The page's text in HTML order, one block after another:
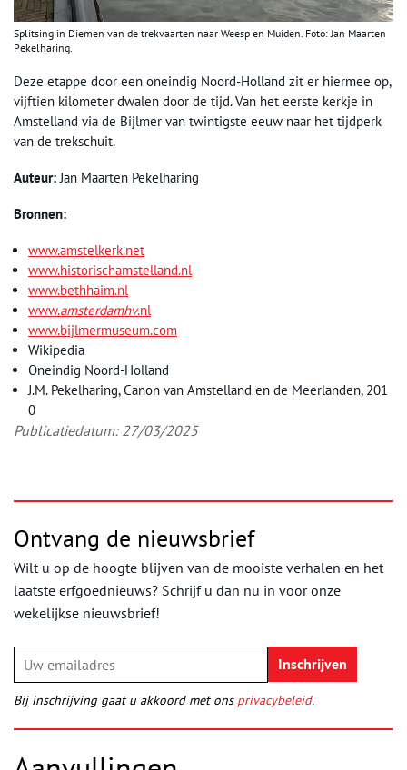
Splitsing in Diemen van de trekvaarten naar Weesp en Muiden. Foto: Jan Maarten
Pekelharing.
Deze etappe door een oneindig Noord-Holland zit er hiermee op,
vijftien kilometer dwalen door de tijd. Van het eerste kerkje in
Amstelland via de Bijlmer van twintigste eeuw naar het tijdperk
van de trekschuit.
Auteur:Jan Maarten Pekelharing
Bronnen:
www.amstelkerk.net
www.historischamstelland.nl
www.bethhaim.nl
www.amsterdamhv.nl
www.bijlmermuseum.com
Wikipedia
Oneindig Noord-Holland
J.M. Pekelharing, Canon van Amstelland en de Meerlanden, 201
0
Publicatiedatum: 27/03/2025
Ontvang de nieuwsbrief
Wilt u op de hoogte blijven van de mooiste verhalen en het
laatste erfgoednieuws? Schrijf u dan nu in voor onze
wekelijkse nieuwsbrief!
Bij inschrijving gaat u akkoord met ons privacybeleid.